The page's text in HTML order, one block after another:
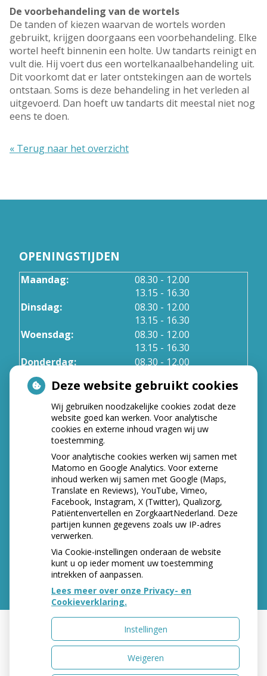
De voorbehandeling van de wortels
De tanden of kiezen waarvan de wortels worden
gebruikt, krijgen doorgaans een voorbehandeling. Elke
wortel heeft binnenin een holte. Uw tandarts reinigt en
vult die. Hij voert dus een wortelkanaalbehandeling uit.
Dit voorkomt dat er later ontstekingen aan de wortels
ontstaan. Soms is deze behandeling in het verleden al
uitgevoerd. Dan hoeft uw tandarts dit meestal niet nog
eens te doen.
« Terug naar het overzicht
OPENINGSTIJDEN
Maandag: 08.30 tot
- 12.00
13.15 tot
- 16.30
Dinsdag:
08.30 tot
- 12.00
13.15 tot
- 16.30
Woensdag:
08.30 tot
- 12.00
13.15 tot
- 16.30
Donderdag:
08.30 tot
- 12.00
NIEUWS
Let op: valse Infomedics-mails over
openstaande rekening
Tanden bleken? Laat het veilig doen!
Gezond tandvlees: de basis voor een gezonde
mond
Naar de tandarts in het buitenland? Wees op je
hoede!
(Mond)zorgkosten gemaakt in 2025? Check of
die aftrekbaar zijn
Uw Zorg Online|Beheer
Deze website gebruikt cookies
Wij gebruiken noodzakelijke cookies zodat deze
website goed kan werken. Voor analytische
cookies en externe inhoud vragen wij uw
toestemming.
Voor analytische cookies werken wij samen met
Matomo en Google Analytics. Voor externe
inhoud werken wij samen met Google (Maps,
Translate en Reviews), YouTube, Vimeo,
Facebook, Instagram, X (Twitter), Qualizorg,
Patiëntenvertellen en ZorgkaartNederland. Deze
partijen kunnen gegevens zoals uw IP-adres
verwerken.
Via Cookie-instellingen onderaan de website
kunt u op ieder moment uw toestemming
intrekken of aanpassen.
Lees meer over onze Privacy- en
Cookieverklaring.
Instellingen
Weigeren